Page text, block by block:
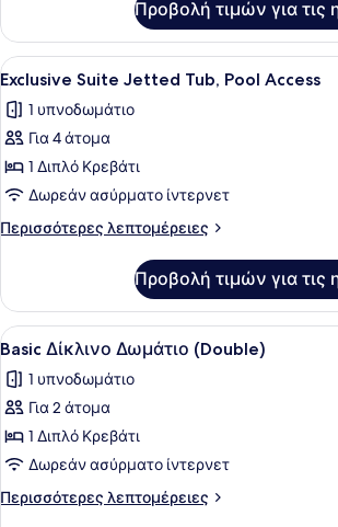
Σουίτα,
Υπνοδωμάτιο,
Προβολή τιμών για τις
Προβολή
όλων
των
φωτογραφιών
για
Exclusive
Suite
Jetted
Pool
Access
Ένα
7
Exclusive Suite Jetted Tub, Pool Access
1 υπνοδωμάτιο
Για 4 άτομα
1 Διπλό Κρεβάτι
Δωρεάν ασύρματο ίντερνετ
Περισσότερες λεπτομέρειες
Περισσότερες
Suite
Jetted
Tub,
Access
Προβολή τιμών για τις
Προβολή
όλων
των
φωτογραφιών
για
Basic
Δίκλινο
Δωμάτιο
Ένα
4
Basic Δίκλινο Δωμάτιο (Double)
1 υπνοδωμάτιο
Για 2 άτομα
1 Διπλό Κρεβάτι
Δωρεάν ασύρματο ίντερνετ
Περισσότερες λεπτομέρειες
Περισσότερες